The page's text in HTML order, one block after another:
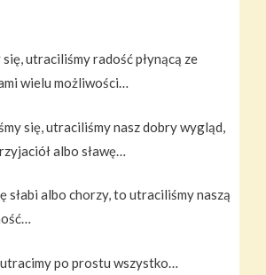
utraciliśmy radość płynącą ze
wielu możliwości…
się, utraciliśmy nasz dobry wygląd,
albo sławę…
słabi albo chorzy, to utraciliśmy naszą
po prostu wszystko…